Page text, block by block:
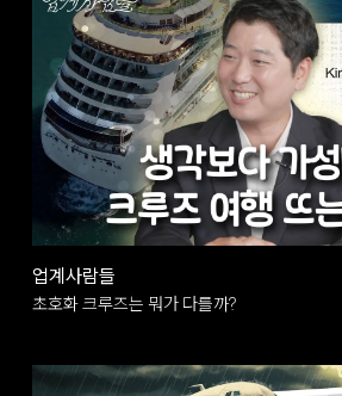
업계사람들
초호화 크루즈는 뭐가 다를까?